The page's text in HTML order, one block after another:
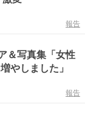
報告
＆写真集「女性
やしました」
報告